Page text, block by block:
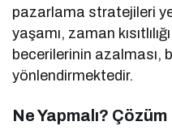
pazarlama stratejileri
yaşamı, zaman
becerilerinin azalması,
yönlendirmektedir.
Ne Yapmalı?